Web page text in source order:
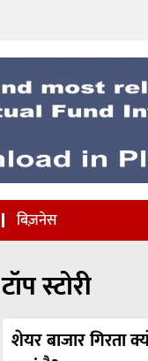
बिज़नेस
टॉप स्टोरी
शेयर बाजार गिरता